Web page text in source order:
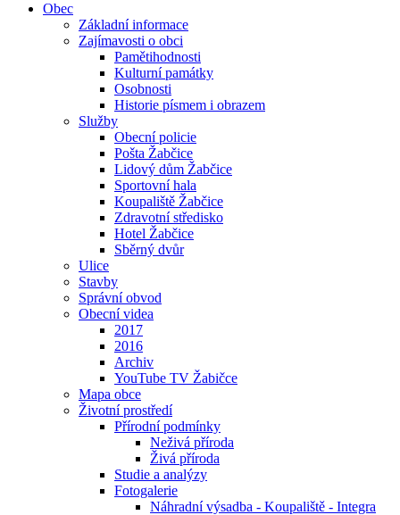
Obec
Základní informace
Zajímavosti o obci
Pamětihodnosti
Kulturní památky
Osobnosti
Historie písmem i obrazem
Služby
Obecní policie
Pošta Žabčice
Lidový dům Žabčice
Sportovní hala
Koupaliště Žabčice
Zdravotní středisko
Hotel Žabčice
Sběrný dvůr
Ulice
Stavby
Správní obvod
Obecní videa
2017
2016
Archiv
YouTube TV Žabičce
Mapa obce
Životní prostředí
Přírodní podmínky
Neživá příroda
Živá příroda
Studie a analýzy
Fotogalerie
Náhradní výsadba - Koupaliště - Integra